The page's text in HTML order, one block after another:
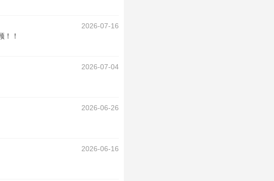
2026-07-16
！！
2026-07-04
2026-06-26
2026-06-16